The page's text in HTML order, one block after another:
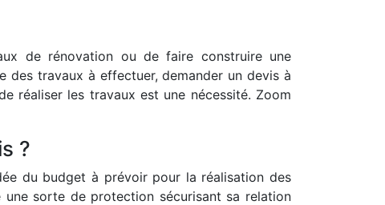
de rénovation ou de faire construire une
des travaux à effectuer, demander un devis à
réaliser les travaux est une nécessité. Zoom
?
du budget à prévoir pour la réalisation des
sorte de protection sécurisant sa relation